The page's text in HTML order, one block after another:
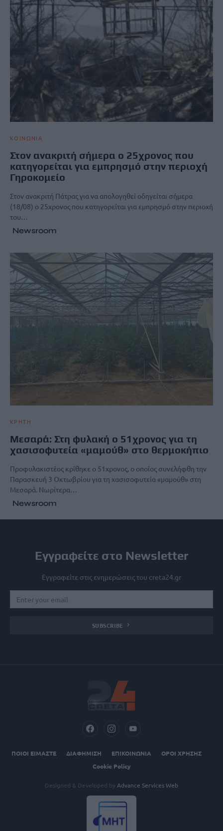
ΚΟΙΝΩΝΙΑ
Στον ανακριτή σήμερα ο 25χρονος που
κατηγορείται για εμπρησμό στην περιοχή
Γηροκομείο
Στον ανακριτή Πάτρας για να απολογηθεί οδηγείται σήμερα
(18/08) ο 25χρονος που κατηγορείται για εμπρησμό στην περιοχή
του…
Newsroom
ΚΡΗΤΗ
Μεσαρά: Στη φυλακή ο 51χρονος για τη
χασισοφυτεία «μαμούθ» στο θερμοκήπιο
Προφυλακιστέος κρίθηκε ο 51χρονος, ο οποίος συνελήφθη την
Παρασκευή 3 Οκτωβρίου για τη χασισοφυτεία «μαμούθ» στη
Μεσαρά. Νωρίτερα…
Newsroom
Εγγραφείτε στο Newsletter
Εγγραφείτε στις ενημερώσεις του creta24.gr
SUBSCRIBE
ΠΟΙΟΙ ΕΙΜΑΣΤΕ ΔΙΑΦΗΜΙΣΗ ΕΠΙΚΟΙΝΩΝΙΑ
ΟΡΟΙ ΧΡΗΣΗΣ
Cookie Policy
Designed & Developed by Advance Services Web